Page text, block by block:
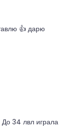
👍 дарю
34 лвл играла